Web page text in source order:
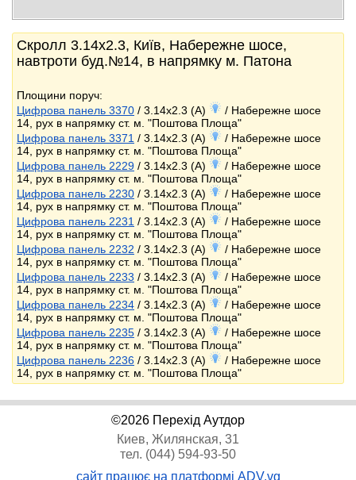
Скролл 3.14x2.3, Київ, Набережне шосе,
навтроти буд.№14, в напрямку м. Патона
Площини поруч:
Цифрова панель 3370 / 3.14x2.3 (A)
/ Набережне шосе
14, рух в напрямку ст. м. "Поштова Площа"
Цифрова панель 3371 / 3.14x2.3 (A)
/ Набережне шосе
14, рух в напрямку ст. м. "Поштова Площа"
Цифрова панель 2229 / 3.14x2.3 (A)
/ Набережне шосе
14, рух в напрямку ст. м. "Поштова Площа"
Цифрова панель 2230 / 3.14x2.3 (A)
/ Набережне шосе
14, рух в напрямку ст. м. "Поштова Площа"
Цифрова панель 2231 / 3.14x2.3 (A)
/ Набережне шосе
14, рух в напрямку ст. м. "Поштова Площа"
Цифрова панель 2232 / 3.14x2.3 (A)
/ Набережне шосе
14, рух в напрямку ст. м. "Поштова Площа"
Цифрова панель 2233 / 3.14x2.3 (A)
/ Набережне шосе
14, рух в напрямку ст. м. "Поштова Площа"
Цифрова панель 2234 / 3.14x2.3 (A)
/ Набережне шосе
14, рух в напрямку ст. м. "Поштова Площа"
Цифрова панель 2235 / 3.14x2.3 (A)
/ Набережне шосе
14, рух в напрямку ст. м. "Поштова Площа"
Цифрова панель 2236 / 3.14x2.3 (A)
/ Набережне шосе
14, рух в напрямку ст. м. "Поштова Площа"
©2026 Перехід Аутдор
Киев, Жилянская, 31
тел. (044) 594-93-50
сайт працює на платформі ADV.vg